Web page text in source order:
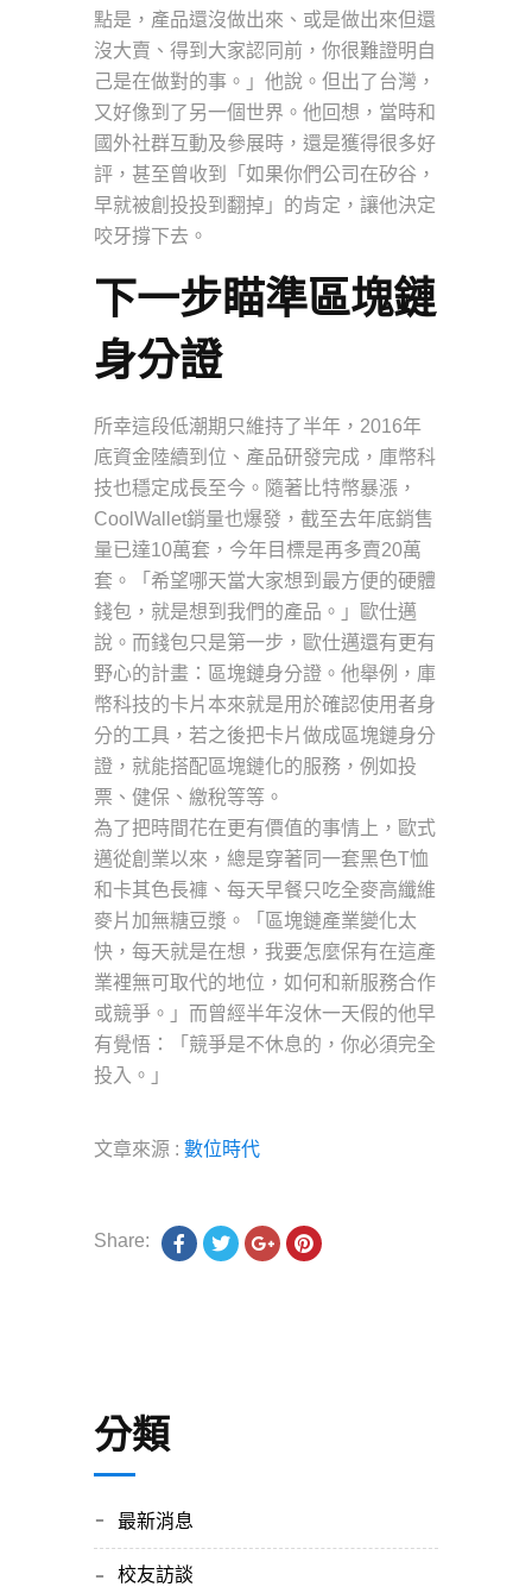
點是，產品還沒做出來、或是做出來但還
沒大賣、得到大家認同前，你很難證明自
己是在做對的事。」他說。但出了台灣，
又好像到了另一個世界。他回想，當時和
國外社群互動及參展時，還是獲得很多好
評，甚至曾收到「如果你們公司在矽谷，
早就被創投投到翻掉」的肯定，讓他決定
咬牙撐下去。
下一步瞄準區塊鏈
身分證
所幸這段低潮期只維持了半年，2016年
底資金陸續到位、產品研發完成，庫幣科
技也穩定成長至今。隨著比特幣暴漲，
CoolWallet銷量也爆發，截至去年底銷售
量已達10萬套，今年目標是再多賣20萬
套。「希望哪天當大家想到最方便的硬體
錢包，就是想到我們的產品。」歐仕邁
說。而錢包只是第一步，歐仕邁還有更有
野心的計畫：區塊鏈身分證。他舉例，庫
幣科技的卡片本來就是用於確認使用者身
分的工具，若之後把卡片做成區塊鏈身分
證，就能搭配區塊鏈化的服務，例如投
票、健保、繳稅等等。
為了把時間花在更有價值的事情上，歐式
邁從創業以來，總是穿著同一套黑色T恤
和卡其色長褲、每天早餐只吃全麥高纖維
麥片加無糖豆漿。「區塊鏈產業變化太
快，每天就是在想，我要怎麼保有在這產
業裡無可取代的地位，如何和新服務合作
或競爭。」而曾經半年沒休一天假的他早
有覺悟：「競爭是不休息的，你必須完全
投入。」
文章來源 : 數位時代
Share:
分類
最新消息
校友訪談